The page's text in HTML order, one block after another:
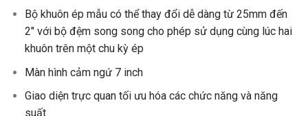
Bộ khuôn ép mẫu có thể thay đổi dễ dàng từ 25mm đến
2″ với bộ đệm song song cho phép sử dụng cùng lúc hai
khuôn trên một chu kỳ ép
Màn hình cảm ngứ 7 inch
Giao diện trực quan tối ưu hóa các chức năng và năng
suất